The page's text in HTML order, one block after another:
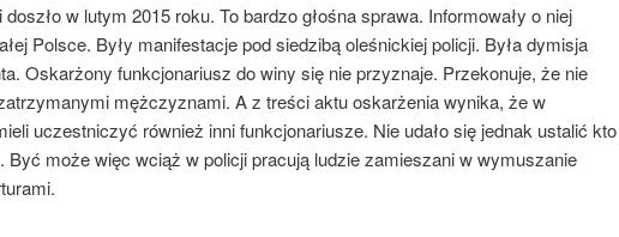
doszło w lutym 2015 roku. To bardzo głośna sprawa. Informowały o niej
Polsce. Były manifestacje pod siedzibą oleśnickiej policji. Była dymisja
Oskarżony funkcjonariusz do winy się nie przyznaje. Przekonuje, że nie
mężczyznami. A z treści aktu oskarżenia wynika, że w
uczestniczyć również inni funkcjonariusze. Nie udało się jednak ustalić kto
Być może więc wciąż w policji pracują ludzie zamieszani w wymuszanie